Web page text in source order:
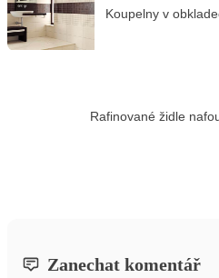
Koupelny v
Rafinované židle
Zanechat komentář